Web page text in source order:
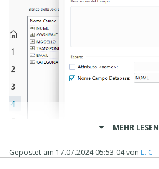
MEHR LESEN
Gepostet am 17.07.2024 05:53:04von L. C